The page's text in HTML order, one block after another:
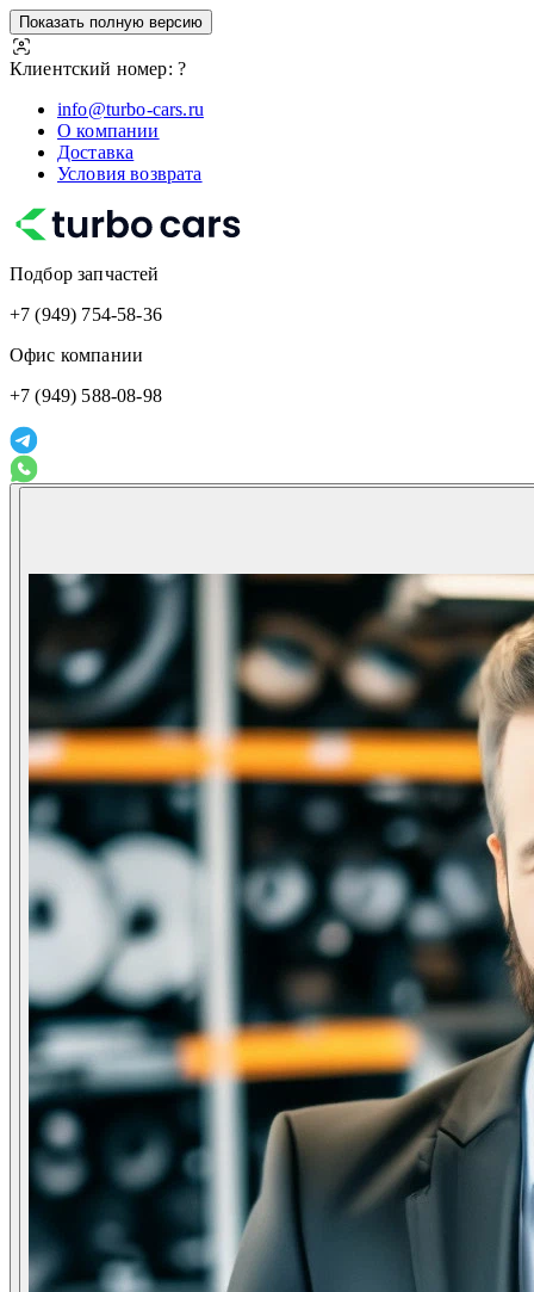
Показать полную версию
Клиентский номер: ?
info@turbo-cars.ru
О компании
Доставка
Условия возврата
Подбор запчастей
+7 (949) 754-58-36
Офис компании
+7 (949) 588-08-98